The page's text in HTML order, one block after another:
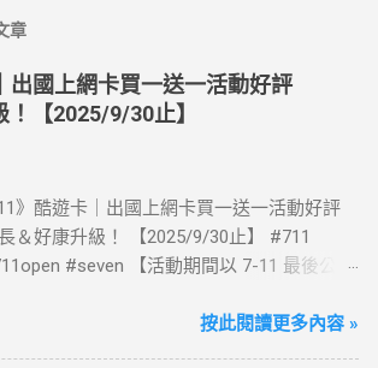
章
出國上網卡買一送一活動好評
【2025/9/30止】
》酷遊卡｜出國上網卡買一送一活動好評
＆好康升級！ 【2025/9/30止】 #711
#seven 【活動期間以 7-11 最後公告
上網卡 方便、快速、享買一送一優惠！ > 實
按此閱讀更多內容 »